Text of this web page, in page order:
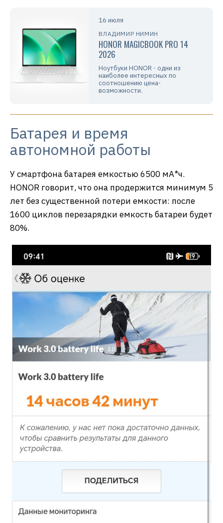
16 июля
ВЛАДИМИР НИМИН
HONOR MAGICBOOK PRO 14
2026
Ноутбуки HONOR - одни из
наиболее интересных по
соотношению цена-
возможности.
Батарея и время
автономной работы
У смартфона батарея емкостью 6500 мА*ч.
HONOR говорит, что она продержится минимум 5
лет без существенной потери емкости: после
1600 циклов перезарядки емкость батареи будет
80%.